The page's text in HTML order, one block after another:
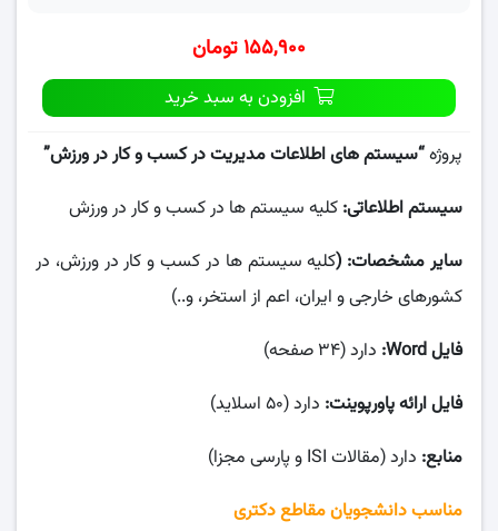
۱۵۵,۹۰۰ تومان
افزودن به سبد خرید
پروژه“سیستم های اطلاعات مدیریت در کسب و کار در ورزش”
سیستم اطلاعاتی: کلیه سیستم ها در کسب و کار در ورزش
سایر مشخصات: (کلیه سیستم ها در کسب و کار در ورزش، در
کشورهای خارجی و ایران، اعم از استخر، و..)
فایل Word:
دارد (۳۴ صفحه)
فایل ارائه پاورپوینت: دارد (۵۰ اسلاید)
منابع: دارد (مقالات ISI و پارسی مجزا)
مناسب دانشجویان مقاطع دکتری